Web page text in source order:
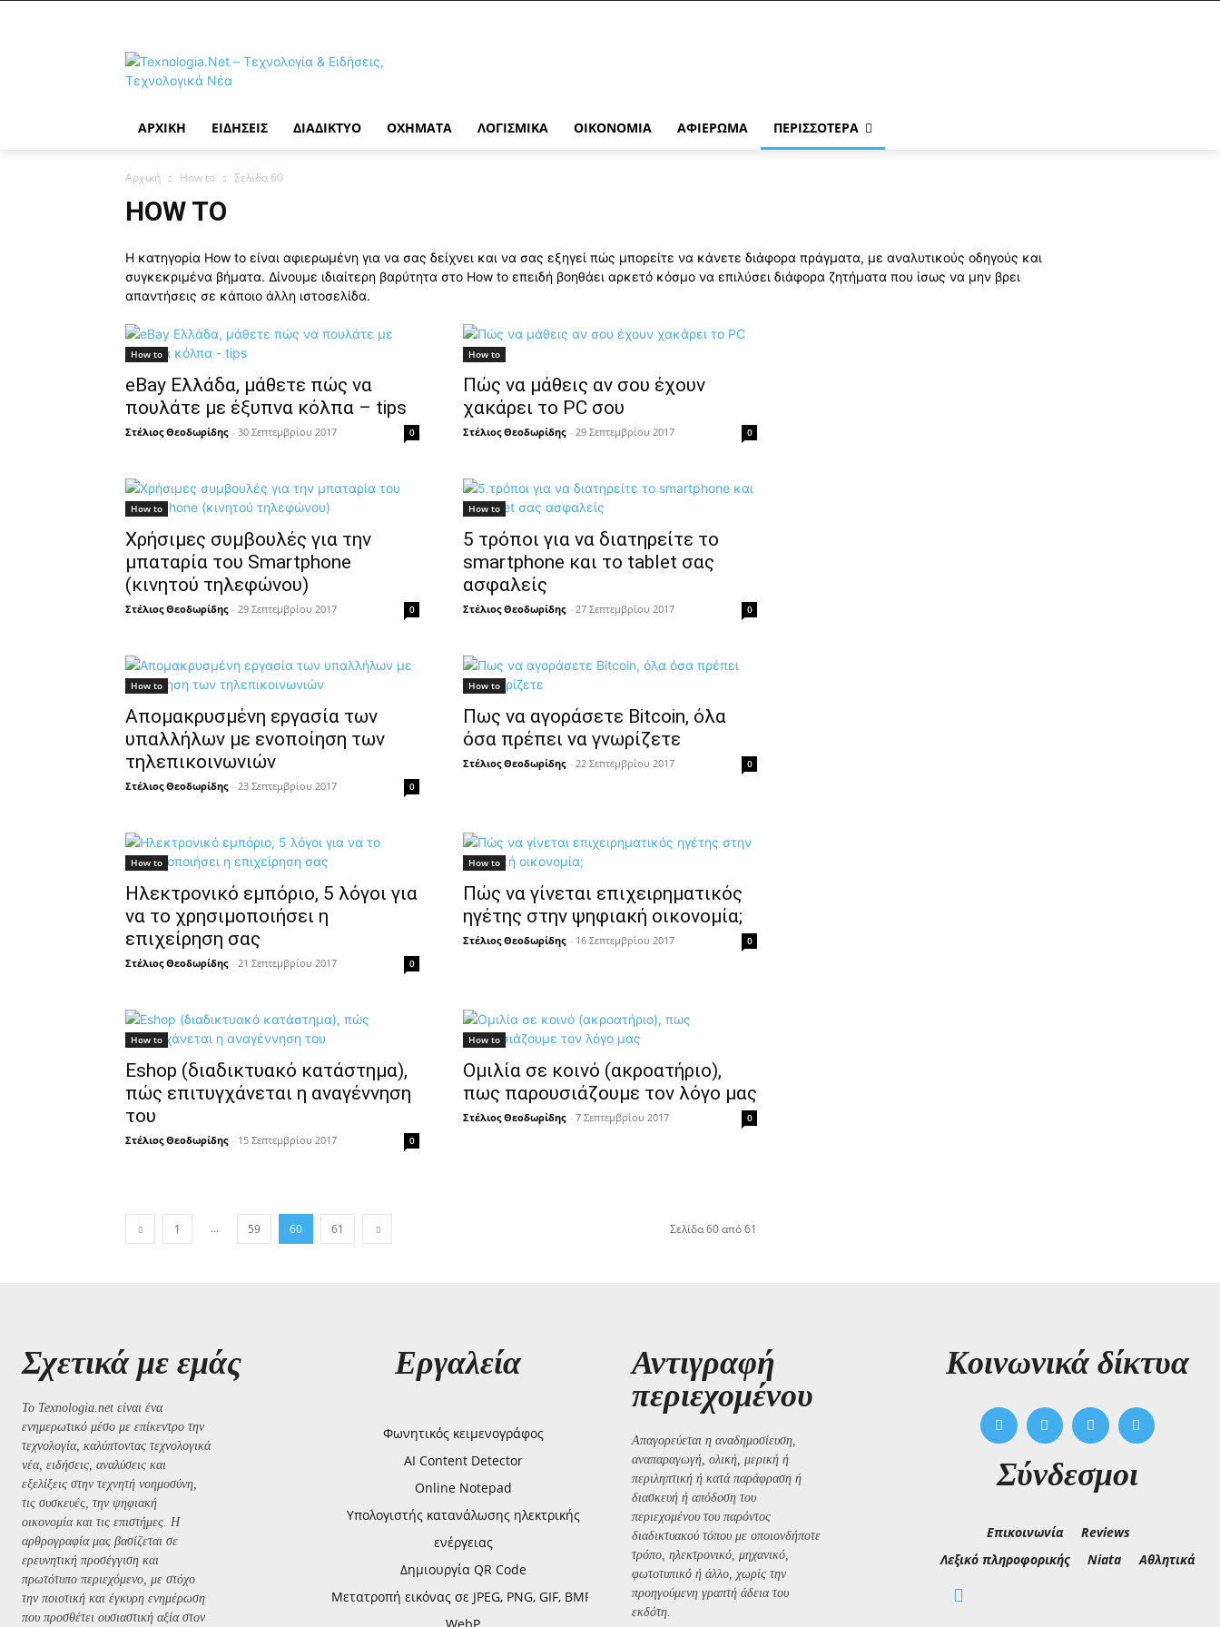
ΑΡΧΙΚΉ ΕΙΔΉΣΕΙΣ ΔΙΑΔΊΚΤΥΟ ΟΧΉΜΑΤΑ ΛΟΓΙΣΜΙΚΆ ΟΙΚΟΝΟΜΊΑ ΑΦΙΈΡΩΜΑ ΠΕΡΙΣΣΌΤΕΡΑ
Αρχική How to Σελίδα 60
HOW TO
Η κατηγορία How to είναι αφιερωμένη για να σας δείχνει και να σας εξηγεί πώς μπορείτε να κάνετε διάφορα πράγματα, με αναλυτικούς οδηγούς και
συγκεκριμένα βήματα. Δίνουμε ιδιαίτερη βαρύτητα στο How to επειδή βοηθάει αρκετό κόσμο να επιλύσει διάφορα ζητήματα που ίσως να μην βρει
απαντήσεις σε κάποιο άλλη ιστοσελίδα.
How to
eBay Ελλάδα, μάθετε πώς να
πουλάτε με έξυπνα κόλπα – tips
Στέλιος Θεοδωρίδης - 30 Σεπτεμβρίου 2017 0
How to
Πώς να μάθεις αν σου έχουν
χακάρει το PC σου
Στέλιος Θεοδωρίδης - 29 Σεπτεμβρίου 2017 0
How to
Χρήσιμες συμβουλές για την
μπαταρία του Smartphone
(κινητού τηλεφώνου)
Στέλιος Θεοδωρίδης - 29 Σεπτεμβρίου 2017 0
How to
5 τρόποι για να διατηρείτε τo
smartphone και τo tablet σας
ασφαλείς
Στέλιος Θεοδωρίδης - 27 Σεπτεμβρίου 2017 0
How to
Απομακρυσμένη εργασία των
υπαλλήλων με ενοποίηση των
τηλεπικοινωνιών
Στέλιος Θεοδωρίδης - 23 Σεπτεμβρίου 2017 0
How to
Πως να αγοράσετε Bitcoin, όλα
όσα πρέπει να γνωρίζετε
Στέλιος Θεοδωρίδης - 22 Σεπτεμβρίου 2017 0
How to
Ηλεκτρονικό εμπόριο, 5 λόγοι για
να το χρησιμοποιήσει η
επιχείρηση σας
Στέλιος Θεοδωρίδης - 21 Σεπτεμβρίου 2017 0
How to
Πώς να γίνεται επιχειρηματικός
ηγέτης στην ψηφιακή οικονομία;
Στέλιος Θεοδωρίδης - 16 Σεπτεμβρίου 2017 0
How to
Eshop (διαδικτυακό κατάστημα),
πώς επιτυγχάνεται η αναγέννηση
του
Στέλιος Θεοδωρίδης - 15 Σεπτεμβρίου 2017 0
How to
Ομιλία σε κοινό (ακροατήριο),
πως παρουσιάζουμε τον λόγο μας
Στέλιος Θεοδωρίδης - 7 Σεπτεμβρίου 2017 0
1 ... 59 60 61 Σελίδα 60 από 61
Σχετικά με εμάς
Το Texnologia.net είναι ένα
ενημερωτικό μέσο με επίκεντρο την
τεχνολογία, καλύπτοντας τεχνολογικά
νέα, ειδήσεις, αναλύσεις και
εξελίξεις στην τεχνητή νοημοσύνη,
τις συσκευές, την ψηφιακή
οικονομία και τις επιστήμες. Η
αρθρογραφία μας βασίζεται σε
ερευνητική προσέγγιση και
πρωτότυπο περιεχόμενο, με στόχο
την ποιοτική και έγκυρη ενημέρωση
που προσθέτει ουσιαστική αξία στον
Εργαλεία
Φωνητικός κειμενογράφος
AI Content Detector
Online Notepad
Υπολογιστής κατανάλωσης ηλεκτρικής
ενέργειας
Δημιουργία QR Code
Μετατροπή εικόνας σε JPEG, PNG, GIF, BMP,
Αντιγραφή
περιεχομένου
Απαγορεύεται η αναδημοσίευση,
αναπαραγωγή, ολική, μερική ή
περιληπτική ή κατά παράφραση ή
διασκευή ή απόδοση του
περιεχομένου του παρόντος
διαδικτυακού τόπου με οποιονδήποτε
τρόπο, ηλεκτρονικό, μηχανικό,
φωτοτυπικό ή άλλο, χωρίς την
προηγούμενη γραπτή άδεια του
εκδότη.
Kοινωνικά δίκτυα
Σύνδεσμοι
Επικοινωνία
Reviews
Λεξικό πληροφορικής
Niata Αθλητικά